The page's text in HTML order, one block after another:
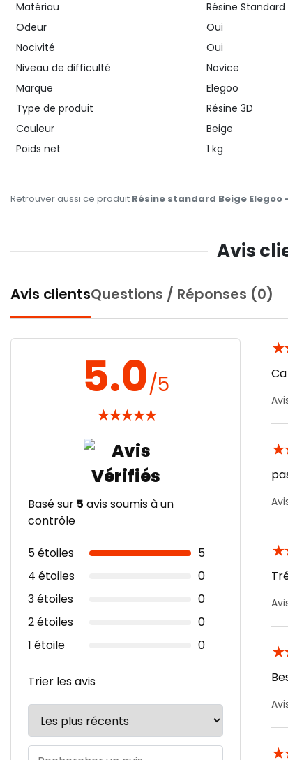
Matériau
Résine Standard
Odeur
Oui
Nocivité
Oui
Niveau de difficulté
Novice
Marque
Elegoo
Type de produit
Résine 3D
Couleur
Beige
Poids net
1 kg
Retrouver aussi ce produit Résine standard Beige Elegoo
Avis
Avis clientsQuestions / Réponses (0)
5.0/5
★★★★★
Basé sur 5 avis soumis à un
contrôle
5 étoiles
5
4 étoiles
0
3 étoiles
0
2 étoiles
0
1 étoile
0
Trier les avis
★
★
★
★
★